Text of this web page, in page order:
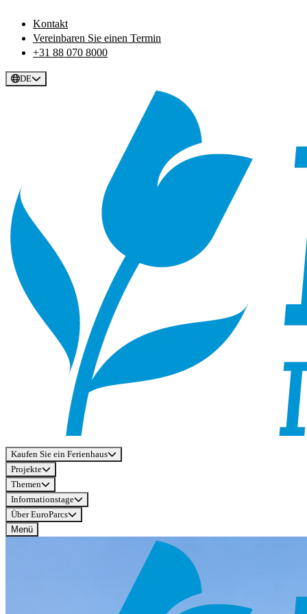
Kontakt
Vereinbaren Sie einen Termin
+31 88 070 8000
DE
Kaufen Sie ein Ferienhaus
Projekte
Themen
Informationstage
Über EuroParcs
Menü